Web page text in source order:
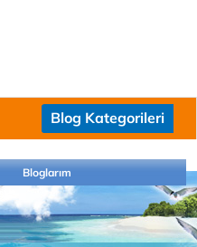
Blog Kategorileri
Bloglarım